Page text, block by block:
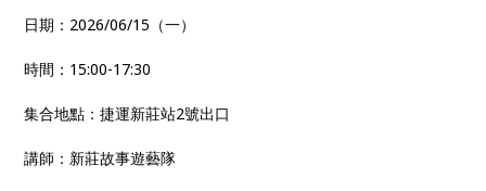
日期：2026/06/15（一）
時間：15:00-17:30
集合地點：捷運新莊站2號出口
講師：新莊故事遊藝隊